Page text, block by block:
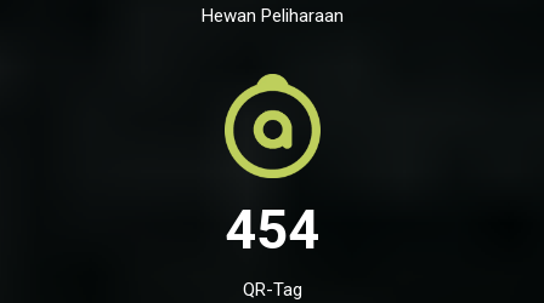
Hewan Peliharaan
454
QR-Tag